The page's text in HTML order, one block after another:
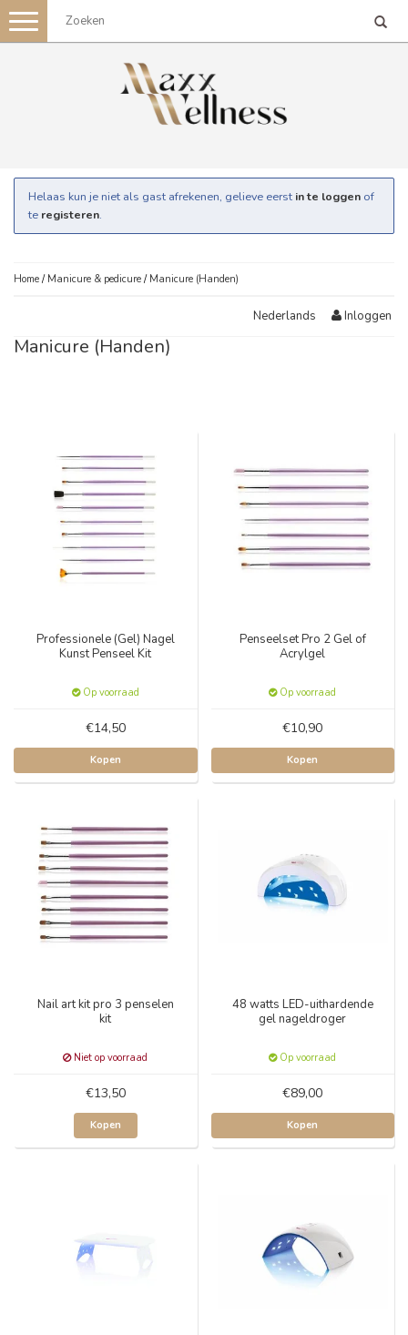
Toggle
navigation
Helaas kun je niet als gast afrekenen, gelieve eerst in te loggen of
te registeren.
Home / Manicure & pedicure / Manicure (Handen)
Nederlands Inloggen
Manicure (Handen)
Professionele (Gel) Nagel
Kunst Penseel Kit
Op voorraad
€14,50
Kopen
Penseelset Pro 2 Gel of
Acrylgel
Op voorraad
€10,90
Kopen
Nail art kit pro 3 penselen
kit
Niet op voorraad
€13,50
Kopen
48 watts LED-uithardende
gel nageldroger
Op voorraad
€89,00
Kopen